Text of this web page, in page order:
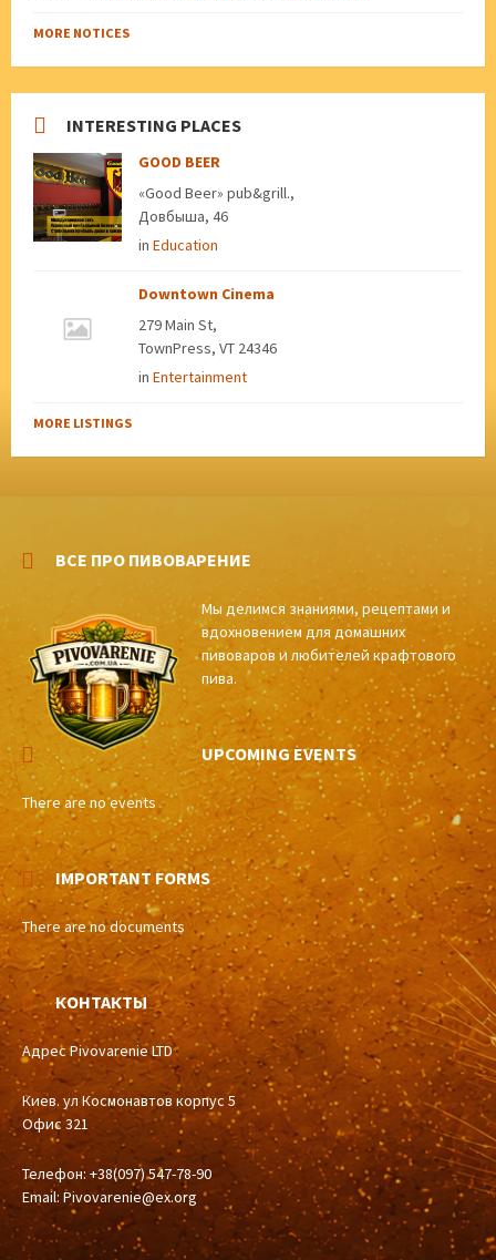
MORE NOTICES
INTERESTING PLACES
GOOD BEER
«Good Beer» pub&grill.,
Довбыша, 46
in Education
Downtown Cinema
279 Main St,
TownPress, VT 24346
in Entertainment
MORE LISTINGS
ВСЕ ПРО ПИВОВАРЕНИЕ
Мы делимся знаниями, рецептами и
вдохновением для домашних
пивоваров и любителей крафтового
пива.
UPCOMING EVENTS
There are no events
IMPORTANT FORMS
There are no documents
КОНТАКТЫ
Адрес Pivovarenie LTD
Киев. ул Космонавтов корпус 5
Офис 321
Телефон: +38(097) 547-78-90
Email: Pivovarenie@ex.org